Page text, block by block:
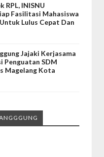
RPL, INISNU
Fasilitasi Mahasiswa
Untuk Lulus Cepat Dan
Jajaki Kerjasama
Penguatan SDM
Magelang Kota